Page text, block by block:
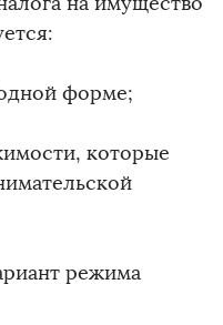
форме;
которые
режима